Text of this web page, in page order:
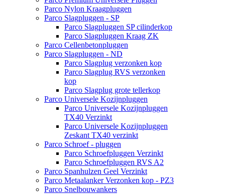
Parco Nylon Kraagpluggen
Parco Slagpluggen - SP
Parco Slagpluggen SP cilinderkop
Parco Slagpluggen Kraag ZK
Parco Cellenbetonpluggen
Parco Slagpluggen - ND
Parco Slagplug verzonken kop
Parco Slagplug RVS verzonken
kop
Parco Slagplug grote tellerkop
Parco Universele Kozijnpluggen
Parco Universele Kozijnpluggen
TX40 Verzinkt
Parco Universele Kozijnpluggen
Zeskant TX40 verzinkt
Parco Schroef - pluggen
Parco Schroefpluggen Verzinkt
Parco Schroefpluggen RVS A2
Parco Spanhulzen Geel Verzinkt
Parco Metaalanker Verzonken kop - PZ3
Parco Snelbouwankers